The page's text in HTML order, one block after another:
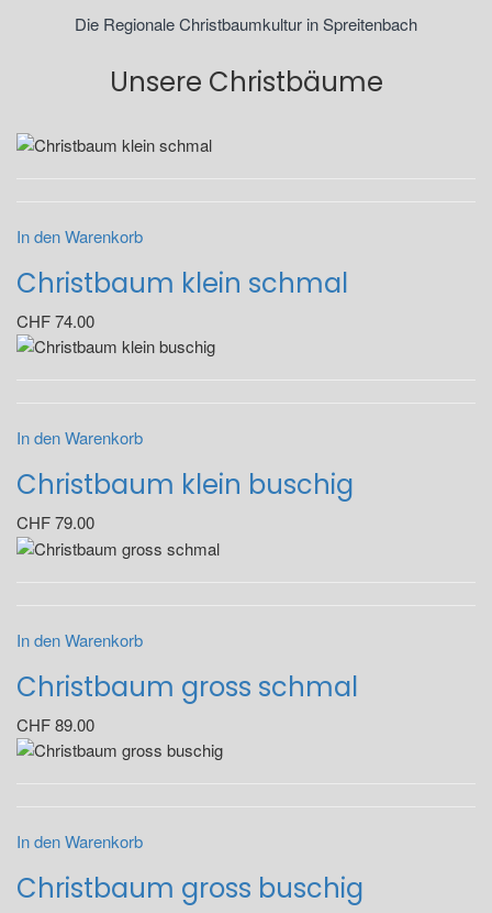
Die Regionale Christbaumkultur in Spreitenbach
Unsere Christbäume
In den Warenkorb
Christbaum klein schmal
CHF74.00
In den Warenkorb
Christbaum klein buschig
CHF79.00
In den Warenkorb
Christbaum gross schmal
CHF89.00
In den Warenkorb
Christbaum gross buschig